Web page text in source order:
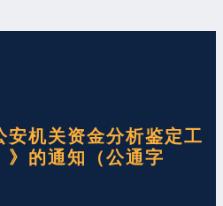
安机关资金分析鉴定工
》的通知（公通字